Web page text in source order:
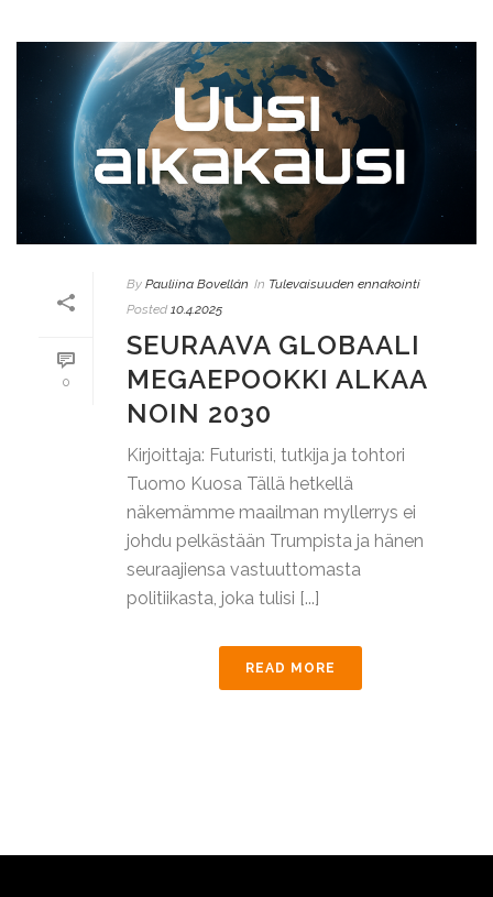
0
By Pauliina Bovellán In Tulevaisuuden ennakointi
Posted 10.4.2025
SEURAAVA GLOBAALI
MEGAEPOOKKI ALKAA
NOIN 2030
Kirjoittaja: Futuristi, tutkija ja tohtori
Tuomo Kuosa Tällä hetkellä
näkemämme maailman myllerrys ei
johdu pelkästään Trumpista ja hänen
seuraajiensa vastuuttomasta
politiikasta, joka tulisi [...]
READ MORE